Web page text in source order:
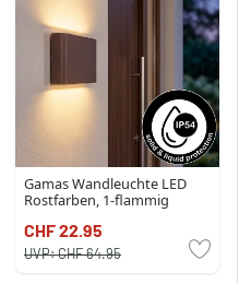
Gamas Wandleuchte LED
Rostfarben, 1-flammig
CHF 22.95
UVP:CHF 64.95